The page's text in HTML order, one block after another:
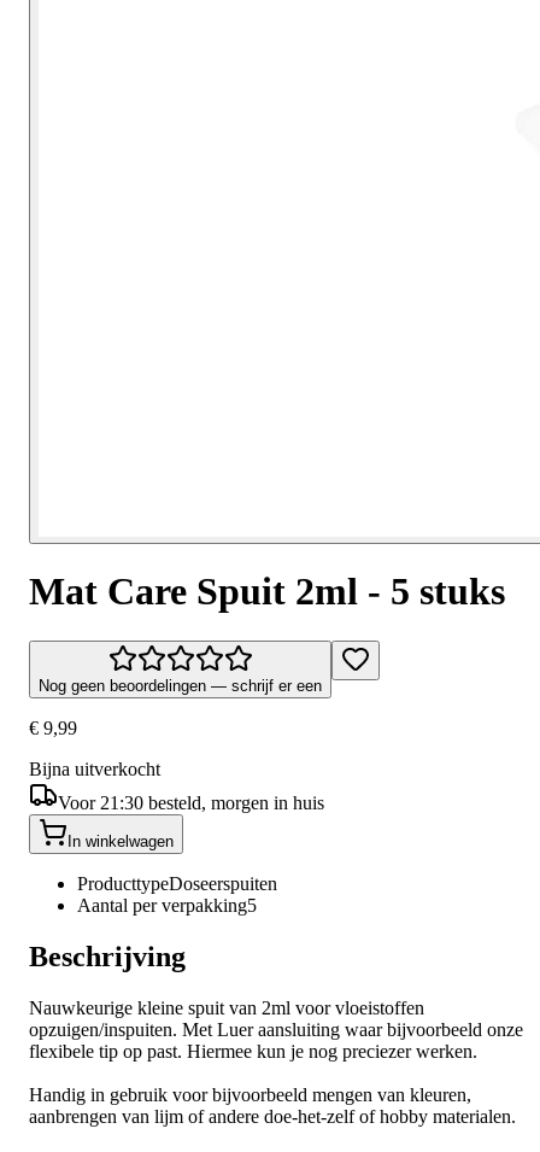
Mat Care Spuit 2ml - 5 stuks
Nog geen beoordelingen — schrijf er een
€ 9,99
Bijna uitverkocht
Voor 21:30 besteld, morgen in huis
In winkelwagen
ProducttypeDoseerspuiten
Aantal per verpakking5
Beschrijving
Nauwkeurige kleine spuit van 2ml voor vloeistoffen
opzuigen/inspuiten. Met Luer aansluiting waar bijvoorbeeld onze
flexibele tip op past. Hiermee kun je nog preciezer werken.
Handig in gebruik voor bijvoorbeeld mengen van kleuren,
aanbrengen van lijm of andere doe-het-zelf of hobby materialen.